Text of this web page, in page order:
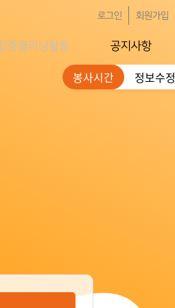
로그인 회원가입
중클리닝활동 공지사항
봉사시간 정보수정